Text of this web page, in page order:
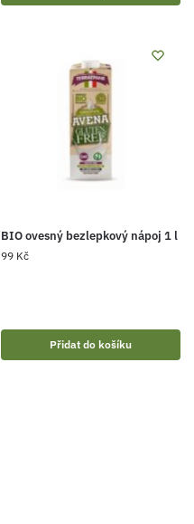
BIO ovesný bezlepkový nápoj 1 l
99 Kč
Přidat do košíku